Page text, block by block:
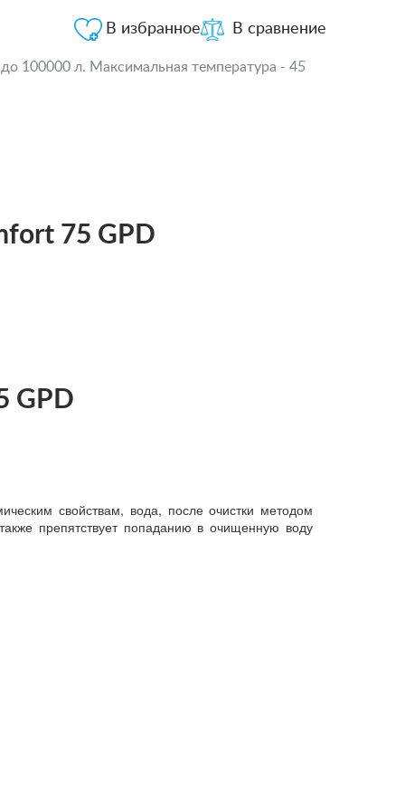
В сравнение
В избранное
100000 л. Максимальная температура - 45
75 GPD
GPD
свойствам, вода, после очистки методом
препятствует попаданию в очищенную воду